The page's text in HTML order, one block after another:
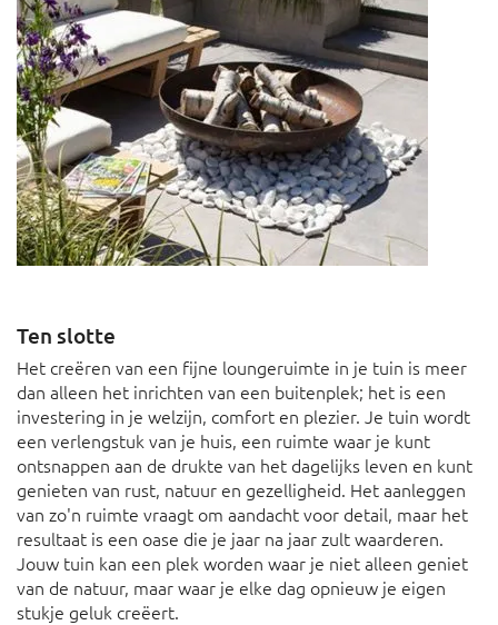
Ten slotte
Het creëren van een fijne loungeruimte in je tuin is meer
dan alleen het inrichten van een buitenplek; het is een
investering in je welzijn, comfort en plezier. Je tuin wordt
een verlengstuk van je huis, een ruimte waar je kunt
ontsnappen aan de drukte van het dagelijks leven en kunt
genieten van rust, natuur en gezelligheid. Het aanleggen
van zo'n ruimte vraagt om aandacht voor detail, maar het
resultaat is een oase die je jaar na jaar zult waarderen.
Jouw tuin kan een plek worden waar je niet alleen geniet
van de natuur, maar waar je elke dag opnieuw je eigen
stukje geluk creëert.